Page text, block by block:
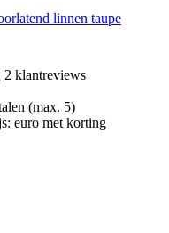
linnen taupe
2 klantreviews
(max. 5)
euro met korting